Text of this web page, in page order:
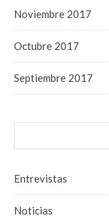
Noviembre 2017
Octubre 2017
Septiembre 2017
Entrevistas
Noticias